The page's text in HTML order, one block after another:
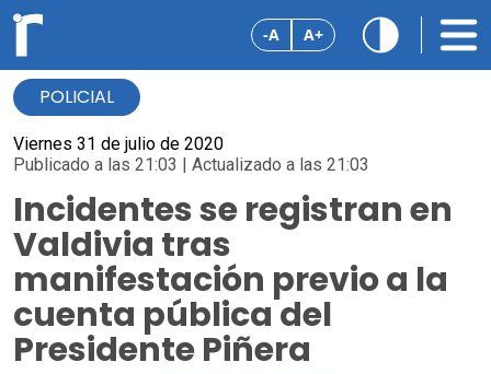
-A A+
POLICIAL
Viernes 31 de julio de 2020
Publicado a las 21:03 | Actualizado a las 21:03
Incidentes se registran en
Valdivia tras
manifestación previo a la
cuenta pública del
Presidente Piñera